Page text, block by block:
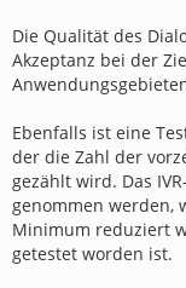
Die Qualität des
Akzeptanz bei der
Ebenfalls ist eine
der die Zahl der
gezählt wird. Das
genommen werden,
Minimum reduziert
getestet worden ist.